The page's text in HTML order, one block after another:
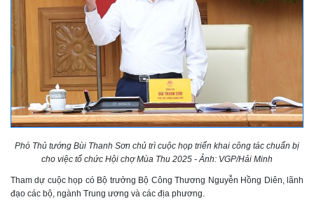
Phó Thủ tướng Bùi Thanh Sơn chủ trì cuộc họp triển khai công tác chuẩn bị
cho việc tổ chức Hội chợ Mùa Thu 2025 - Ảnh: VGP/Hải Minh
Tham dự cuộc họp có Bộ trưởng Bộ Công Thương Nguyễn Hồng Diên, lãnh
đạo các bộ, ngành Trung ương và các địa phương.